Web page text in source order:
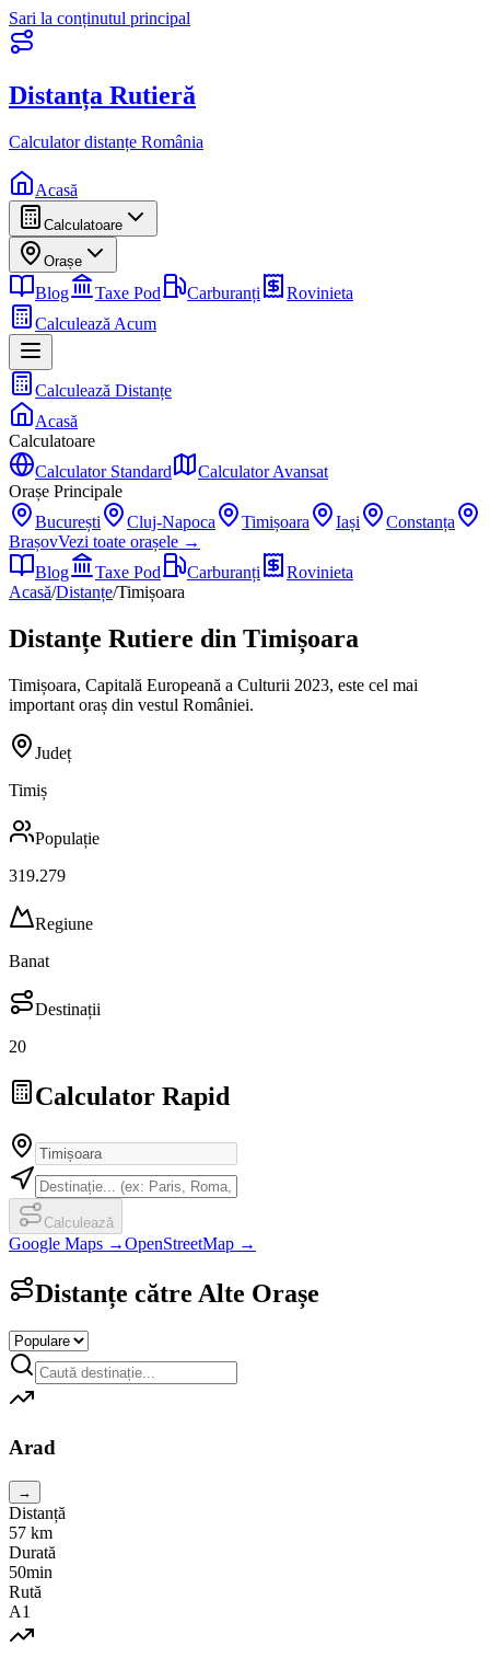
Sari la conținutul principal
Distanța Rutieră
Calculator distanțe România
Acasă
Calculatoare
Orașe
Blog Taxe Pod Carburanți
Rovinieta
Calculează Acum
Calculează Distanțe
Acasă
Calculatoare
Calculator Standard
Calculator Avansat
Orașe Principale
București
Cluj-Napoca Timișoara Iași
Constanța
BrașovVezi toate orașele →
Blog
Taxe Pod Carburanți
Rovinieta
Acasă/Distanțe/Timișoara
Distanțe Rutiere din Timișoara
Timișoara, Capitală Europeană a Culturii 2023, este cel mai
important oraș din vestul României.
Județ
Timiș
Populație
319.279
Regiune
Banat
Destinații
20
Calculator Rapid
Calculează
Google Maps →OpenStreetMap →
Distanțe către Alte Orașe
Arad
→
Distanță
57 km
Durată
50min
Rută
A1